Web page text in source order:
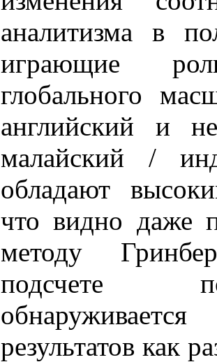
аналитизма в
играющие
глобального
английский и
малайский /
обладают
что видно даже
методу
подсчете
результатов как